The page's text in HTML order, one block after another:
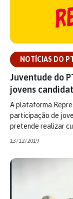
NOTÍCIAS DO
Juventude do
jovens
A plataforma
participação de
pretende realizar
13/12/2019